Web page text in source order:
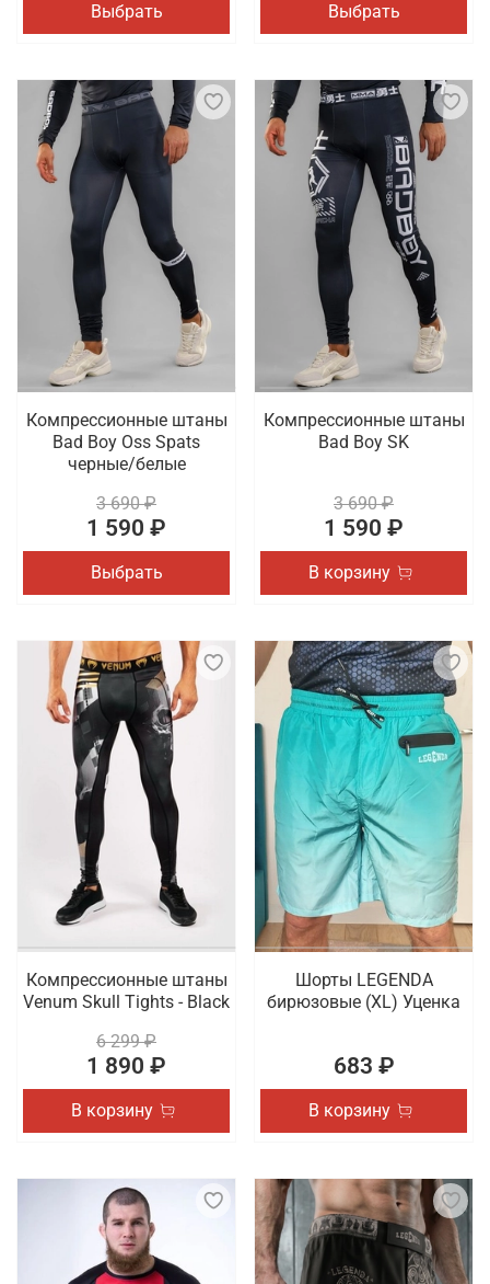
Выбрать Выбрать
Компрессионные штаны
Bad Boy Oss Spats
черные/белые
3 690 ₽
1 590 ₽
Выбрать
Компрессионные штаны
Bad Boy SK
3 690 ₽
1 590 ₽
В корзину
Компрессионные штаны
Venum Skull Tights - Black
6 299 ₽
1 890 ₽
В корзину
Шорты LEGENDA
бирюзовые (XL) Уценка
683 ₽
В корзину